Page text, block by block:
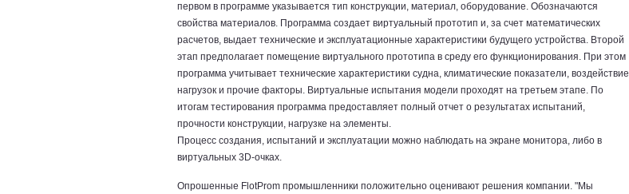
первом в программе указывается тип конструкции, материал, оборудование. Обозначаются
свойства материалов. Программа создает виртуальный прототип и, за счет математических
расчетов, выдает технические и эксплуатационные характеристики будущего устройства. Второй
этап предполагает помещение виртуального прототипа в среду его функционирования. При этом
программа учитывает технические характеристики судна, климатические показатели, воздействие
нагрузок и прочие факторы. Виртуальные испытания модели проходят на третьем этапе. По
итогам тестирования программа предоставляет полный отчет о результатах испытаний,
прочности конструкции, нагрузке на элементы.
Процесс создания, испытаний и эксплуатации можно наблюдать на экране монитора, либо в
виртуальных 3D-очках.
Опрошенные FlotProm промышленники положительно оценивают решения компании. "Мы